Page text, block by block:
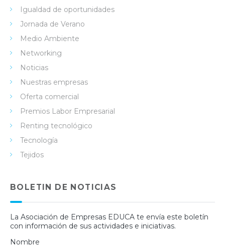
Igualdad de oportunidades
Jornada de Verano
Medio Ambiente
Networking
Noticias
Nuestras empresas
Oferta comercial
Premios Labor Empresarial
Renting tecnológico
Tecnología
Tejidos
BOLETIN DE NOTICIAS
La Asociación de Empresas EDUCA te envía este boletín
con información de sus actividades e iniciativas.
Nombre